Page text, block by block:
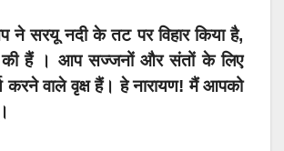
नेसरयू नदी के तट पर विहार किया है,
की हैं । आप सज्जनों और संतों के लिए
करने वाले वृक्ष हैं। हे नारायण!मैं आपको